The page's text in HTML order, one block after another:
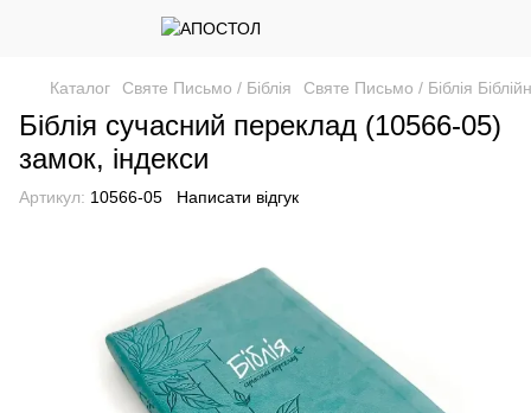
Каталог Святе Письмо / Біблія Святе Письмо / Біблія
Біблія сучасний переклад (10566-05)
замок, індекси
Артикул: 10566-05 Написати відгук